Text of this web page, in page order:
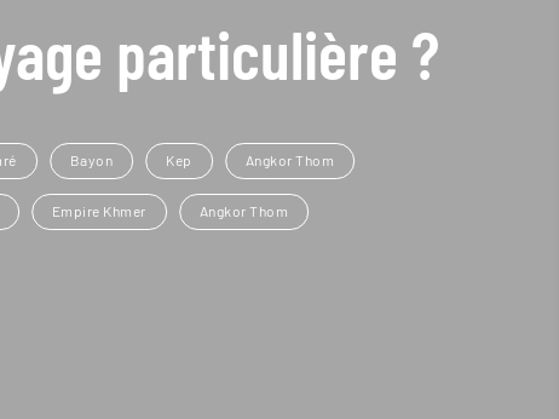
particulière ?
Bayon Kep Angkor Thom
Empire Khmer Angkor Thom